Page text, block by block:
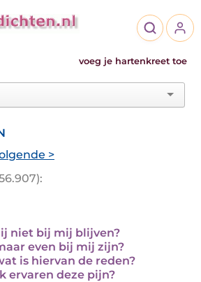
voeg je hartenkreet toe
>
niet bij mij blijven?
even bij mij zijn?
is hiervan de reden?
ervaren deze pijn?